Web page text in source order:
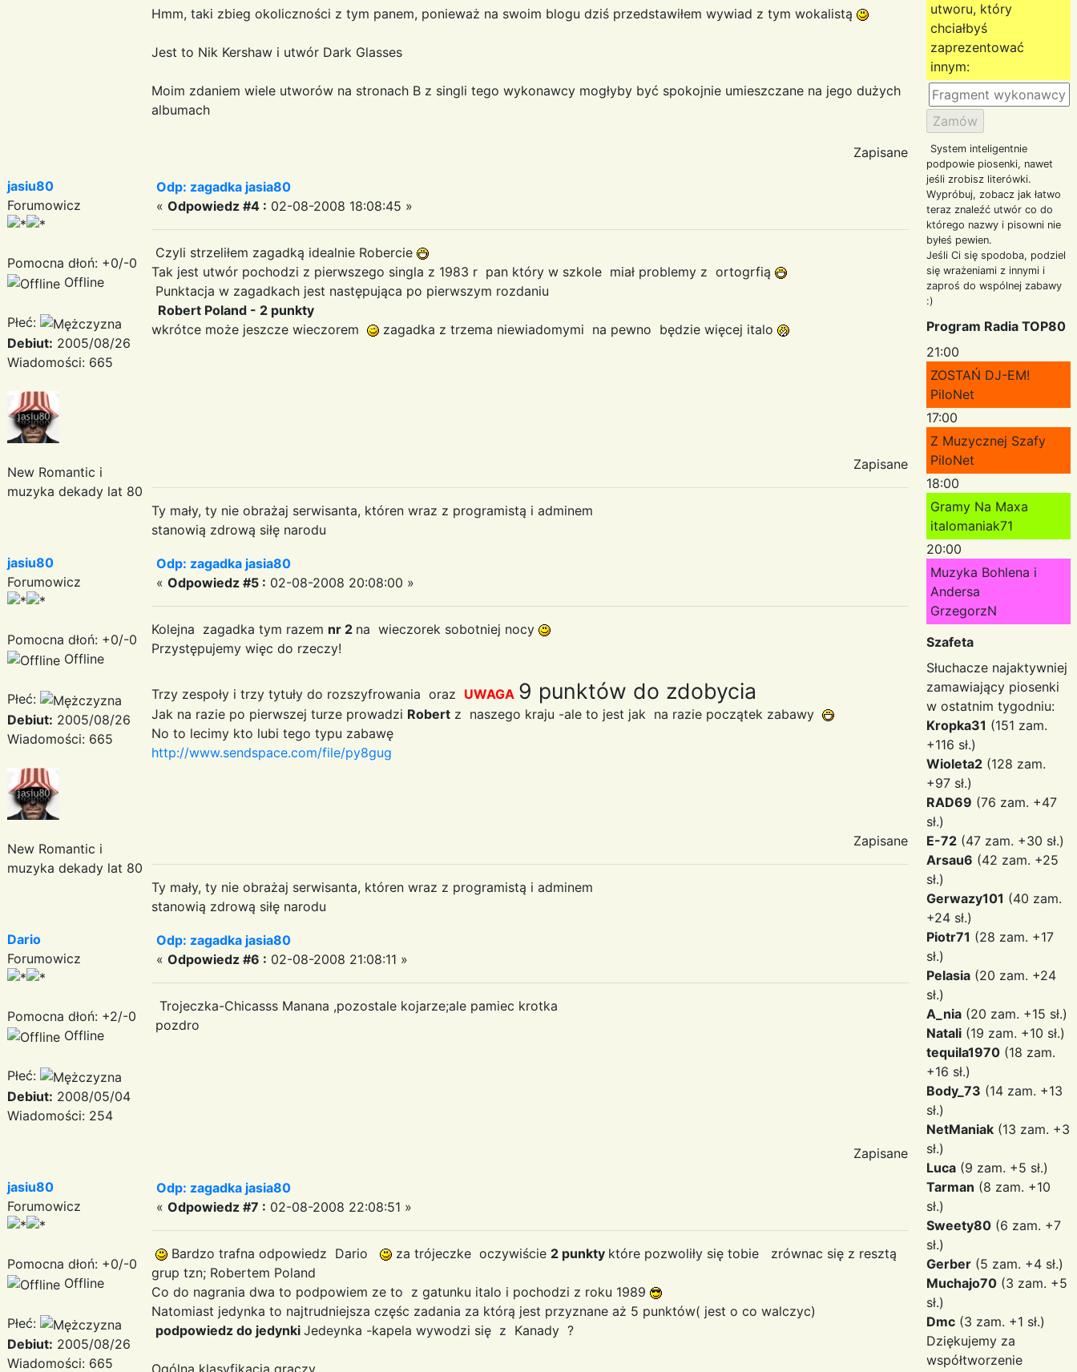
Hmm, taki zbieg okoliczności z tym panem, ponieważ na swoim blogu dziś przedstawiłem wywiad z tym wokalistą
Jest to Nik Kershaw i utwór Dark Glasses
Moim zdaniem wiele utworów na stronach B z singli tego wykonawcy mogłyby być spokojnie umieszczane na jego dużych
albumach
Zapisane
jasiu80
Forumowicz
Pomocna dłoń: +0/-0
Offline
Płeć:
Debiut: 2005/08/26
Wiadomości: 665
New Romantic i
muzyka dekady lat 80
Odp: zagadka jasia80
« Odpowiedz #4 : 02-08-2008 18:08:45 »
Czyli strzeliłem zagadką idealnie Robercie
Tak jest utwór pochodzi z pierwszego singla z 1983 r pan który w szkole miał problemy z ortogrfią
Punktacja w zagadkach jest następująca po pierwszym rozdaniu
Robert Poland - 2 punkty
wkrótce może jeszcze wieczorem
zagadka z trzema niewiadomymi na pewno będzie więcej italo
Zapisane
Ty mały, ty nie obrażaj serwisanta, któren wraz z programistą i adminem
stanowią zdrową siłę narodu
jasiu80
Forumowicz
Pomocna dłoń: +0/-0
Offline
Płeć:
Debiut: 2005/08/26
Wiadomości: 665
New Romantic i
muzyka dekady lat 80
Odp: zagadka jasia80
« Odpowiedz #5 : 02-08-2008 20:08:00 »
Kolejna zagadka tym razem nr 2 na wieczorek sobotniej nocy
Przystępujemy więc do rzeczy!
Trzy zespoły i trzy tytuły do rozszyfrowania oraz UWAGA 9 punktów do zdobycia
Jak na razie po pierwszej turze prowadzi Robert z naszego kraju -ale to jest jak na razie początek zabawy
No to lecimy kto lubi tego typu zabawę
http://www.sendspace.com/file/py8gug
Zapisane
Ty mały, ty nie obrażaj serwisanta, któren wraz z programistą i adminem
stanowią zdrową siłę narodu
Dario
Forumowicz
Pomocna dłoń: +2/-0
Offline
Płeć:
Debiut: 2008/05/04
Wiadomości: 254
Odp: zagadka jasia80
« Odpowiedz #6 : 02-08-2008 21:08:11 »
Trojeczka-Chicasss Manana ,pozostale kojarze;ale pamiec krotka
pozdro
Zapisane
jasiu80
Forumowicz
Pomocna dłoń: +0/-0
Offline
Płeć:
Debiut: 2005/08/26
Wiadomości: 665
Odp: zagadka jasia80
« Odpowiedz #7 : 02-08-2008 22:08:51 »
Bardzo trafna odpowiedz Dario za trójeczke oczywiście 2 punkty które pozwoliły się tobie zrównac się z resztą
grup tzn; Robertem Poland
Co do nagrania dwa to podpowiem ze to z gatunku italo i pochodzi z roku 1989
Natomiast jedynka to najtrudniejsza częśc zadania za którą jest przyznane aż 5 punktów( jest o co walczyc)
podpowiedz do jedynki Jedeynka -kapela wywodzi się z Kanady ?
Ogólna klasyfikacja graczy
utworu, który
chciałbyś
zaprezentować
innym:
System inteligentnie
podpowie piosenki, nawet
jeśli zrobisz literówki.
Wypróbuj, zobacz jak łatwo
teraz znaleźć utwór co do
którego nazwy i pisowni nie
byłeś pewien.
Jeśli Ci się spodoba, podziel
się wrażeniami z innymi i
zaproś do wspólnej zabawy
:)
Program Radia TOP80
21:00
ZOSTAŃ DJ-EM!
PiloNet
17:00
Z Muzycznej Szafy
PiloNet
18:00
Gramy Na Maxa
italomaniak71
20:00
Muzyka Bohlena i
Andersa
GrzegorzN
Szafeta
Słuchacze najaktywniej
zamawiający piosenki
w ostatnim tygodniu:
Kropka31 (151 zam.
+116 sł.)
Wioleta2 (128 zam.
+97 sł.)
RAD69 (76 zam. +47
sł.)
E-72 (47 zam. +30 sł.)
Arsau6 (42 zam. +25
sł.)
Gerwazy101 (40 zam.
+24 sł.)
Piotr71 (28 zam. +17
sł.)
Pelasia (20 zam. +24
sł.)
A_nia (20 zam. +15 sł.)
Natali (19 zam. +10 sł.)
tequila1970 (18 zam.
+16 sł.)
Body_73 (14 zam. +13
sł.)
NetManiak (13 zam. +3
sł.)
Luca (9 zam. +5 sł.)
Tarman (8 zam. +10
sł.)
Sweety80 (6 zam. +7
sł.)
Gerber (5 zam. +4 sł.)
Muchajo70 (3 zam. +5
sł.)
Dmc (3 zam. +1 sł.)
Dziękujemy za
współtworzenie